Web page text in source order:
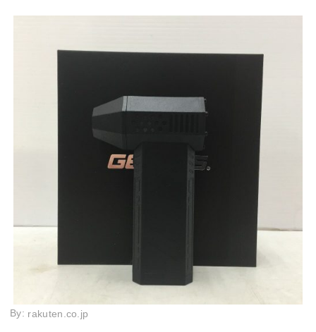
By: rakuten.co.jp